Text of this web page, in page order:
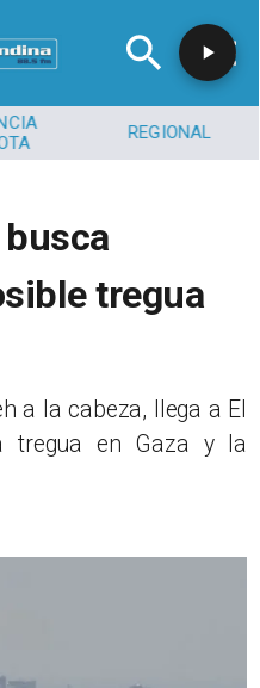
tregua
a la cabeza, llega a El
tregua en Gaza y la